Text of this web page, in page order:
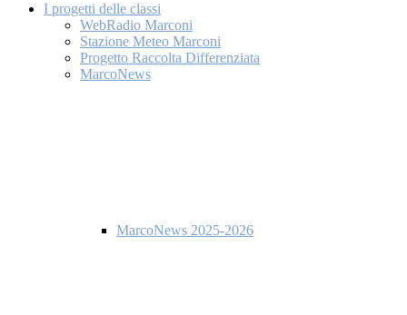
I progetti delle classi
WebRadio Marconi
Stazione Meteo Marconi
Progetto Raccolta Differenziata
MarcoNews
MarcoNews 2025-2026